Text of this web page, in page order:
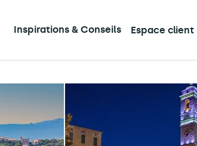
Inspirations & Conseils Espace client